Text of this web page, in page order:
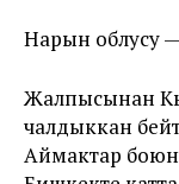
Нарын облусу
Жалпысынан
чалдыккан
Аймактар